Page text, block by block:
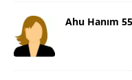
Ahu Hanım